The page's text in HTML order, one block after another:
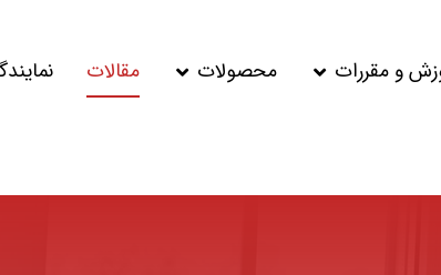
و مقررات محصولات مقالات